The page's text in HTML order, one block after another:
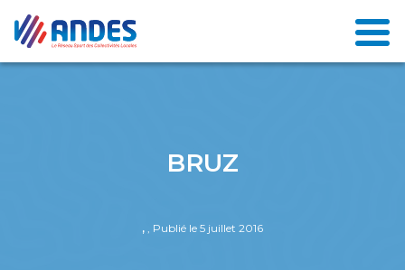
BRUZ
, , Publié le 5 juillet 2016